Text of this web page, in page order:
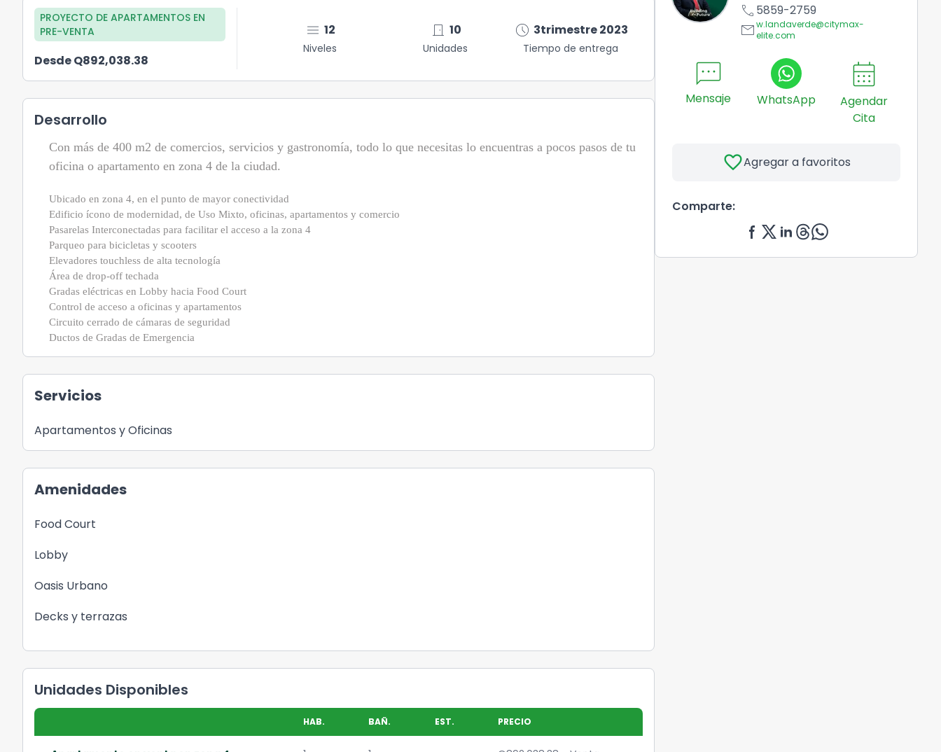
PROYECTO DE APARTAMENTOS EN
PRE-VENTA
Desde Q892,038.38
menu 12
Niveles
door_front 10
Unidades
schedule 3trimestre 2023
Tiempo de entrega
Desarrollo
Con más de 400 m2 de comercios, servicios y gastronomía, todo lo que necesitas lo encuentras a pocos pasos de tu
oficina o apartamento en zona 4 de la ciudad.
Ubicado en zona 4, en el punto de mayor conectividad
Edificio ícono de modernidad, de Uso Mixto, oficinas, apartamentos y comercio
Pasarelas Interconectadas para facilitar el acceso a la zona 4
Parqueo para bicicletas y scooters
Elevadores touchless de alta tecnología
Área de drop-off techada
Gradas eléctricas en Lobby hacia Food Court
Control de acceso a oficinas y apartamentos
Circuito cerrado de cámaras de seguridad
Ductos de Gradas de Emergencia
Servicios
Apartamentos y Oficinas
Amenidades
Food Court
Lobby
Oasis Urbano
Decks y terrazas
Unidades Disponibles
HAB. BAÑ. EST. PRECIO
call 5859-2759
emailw.landaverde@citymax-
elite.com
sms
Mensaje WhatsApp
calendar_month
Agendar
Cita
favoriteAgregar a favoritos
Comparte: